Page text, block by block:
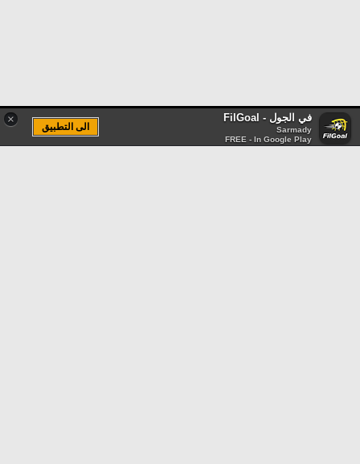
× في الجول - FilGoal
Sarmady
FREE - In Google Play
الى التطبيق